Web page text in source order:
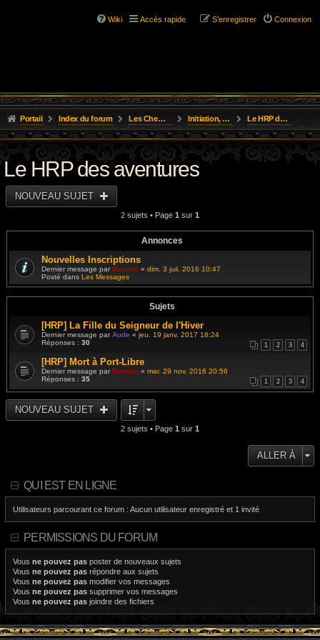
Wiki Accès rapide Connexion
S’enregistrer
Portail Index du forum Les Chemins de L'Aventure Initiation, Scénarios Courts Le HRP des aventures
Le HRP des aventures
NOUVEAU SUJET
2 sujets • Page 1 sur 1
Annonces
Nouvelles Inscriptions
Dernier message parResane « dim. 3 juil. 2016 10:47
Posté dans Les Messages
Sujets
[HRP] La Fille du Seigneur de l'Hiver
Dernier message parAude « jeu. 19 janv. 2017 18:24
Réponses : 30 1 2 3 4
[HRP] Mort à Port-Libre
Dernier message parResane « mar. 29 nov. 2016 20:56
Réponses : 35 1 2 3 4
NOUVEAU SUJET
2 sujets • Page 1 sur 1
ALLER À
QUI EST EN LIGNE
Utilisateurs parcourant ce forum : Aucun utilisateur enregistré et 1 invité
PERMISSIONS DU FORUM
Vous ne pouvez pas poster de nouveaux sujets
Vous ne pouvez pas répondre aux sujets
Vous ne pouvez pas modifier vos messages
Vous ne pouvez pas supprimer vos messages
Vous ne pouvez pas joindre des fichiers